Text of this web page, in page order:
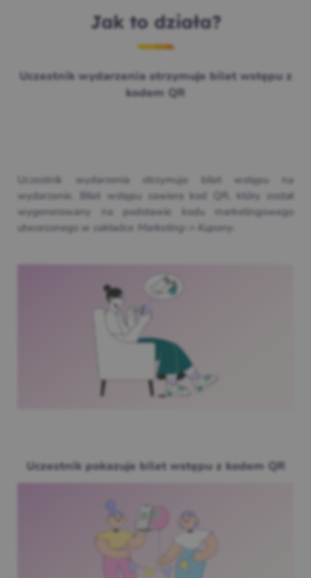
Jak to działa?
Uczestnik wydarzenia otrzymuje bilet wstępu z
kodem QR
Uczestnik wydarzenia otrzymuje bilet wstępu na
wydarzenie. Bilet wstępu zawiera kod QR, który został
wygenerowany na podstawie kodu marketingowego
utworzonego w zakładce Marketing-> Kupony
Uczestnik pokazuje bilet wstępu z kodem QR